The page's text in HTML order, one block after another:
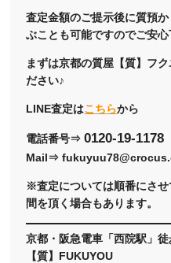
査定金額のご提示後に質預
ぶことも可能ですのでご安心
まずは京都の質屋【質】フ
ださい♪
LINE査定はこちらから
電話番号⇒0120-19-1178
Mail⇒
※査定については順番にさ
間を頂く場合もあります。
京都・阪急電車「西院駅」
【質】FUKUYOU